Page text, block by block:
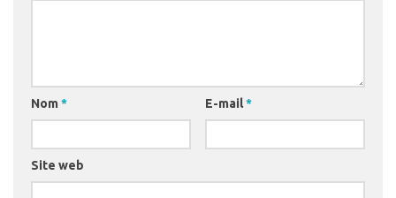
Nom * E-mail*
Site web